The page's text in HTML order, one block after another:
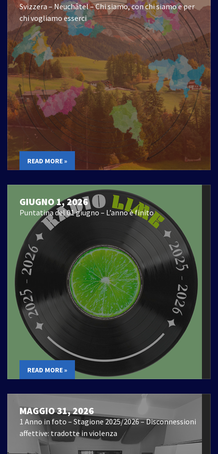
Svizzera – Neuchâtel – Chi siamo, con chi siamo e per
chi vogliamo esserci
READ MORE »
GIUGNO 1, 2026
Puntatina del 01 giugno – L’anno è finito
READ MORE »
MAGGIO 31, 2026
1 Anno in foto – Stagione 2025/2026 – Disconnessioni
affettive: tradotte in violenza